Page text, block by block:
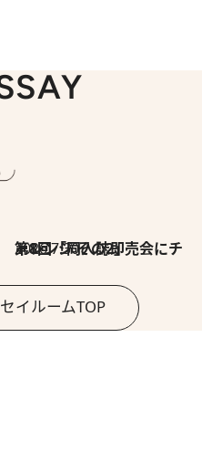
2026.7.30
第8回「同人誌即売会にチャレンジ その2」
イルームTOP